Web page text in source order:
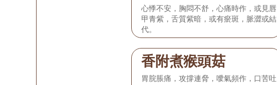
心悸不安，胸悶不舒，心痛時作，或見唇
甲青紫，舌質紫暗，或有瘀斑，脈澀或結
代。
香附煮猴頭菇
胃脘脹痛，攻撐連脅，噯氣頻作，口苦吐